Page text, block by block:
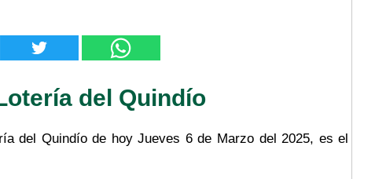
del Quindío
del Quindío de hoy Jueves 6 de Marzo del 2025, es el